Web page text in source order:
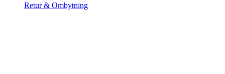
Retur & Ombytning